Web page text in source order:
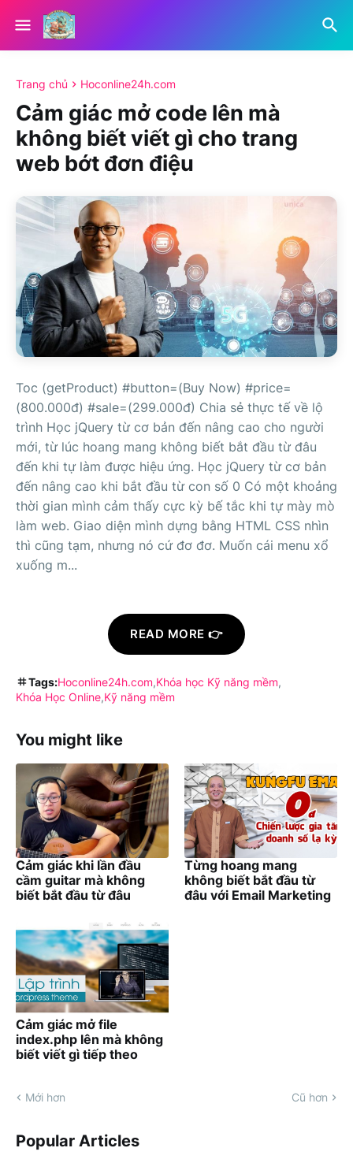
Trang chủ Hoconline24h.com
Cảm giác mở code lên mà
không biết viết gì cho trang
web bớt đơn điệu
Toc (getProduct) #button=(Buy Now) #price=
(800.000đ) #sale=(299.000đ) Chia sẻ thực tế về lộ
trình Học jQuery từ cơ bản đến nâng cao cho người
mới, từ lúc hoang mang không biết bắt đầu từ đâu
đến khi tự làm được hiệu ứng. Học jQuery từ cơ bản
đến nâng cao khi bắt đầu từ con số 0 Có một khoảng
thời gian mình cảm thấy cực kỳ bế tắc khi tự mày mò
làm web. Giao diện mình dựng bằng HTML CSS nhìn
thì cũng tạm, nhưng nó cứ đơ đơ. Muốn cái menu xổ
xuống m...
READ MORE 👉
Tags:Hoconline24h.com Khóa học Kỹ năng mềm
Khóa Học Online Kỹ năng mềm
You might like
Cảm giác khi lần đầu
cầm guitar mà không
biết bắt đầu từ đâu
Từng hoang mang
không biết bắt đầu từ
đâu với Email Marketing
Cảm giác mở file
index.php lên mà không
biết viết gì tiếp theo
Mới hơn Cũ hơn
Popular Articles